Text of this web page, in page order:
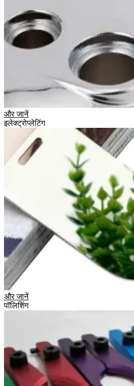
और जानें
इलेक्ट्रोप्लेटिंग
और जानें
पॉलिशिंग